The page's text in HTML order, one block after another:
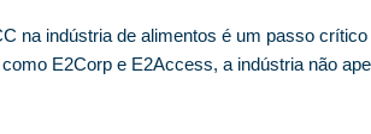
na indústria de alimentos é um passo
E2Corp e E2Access, a indústria não